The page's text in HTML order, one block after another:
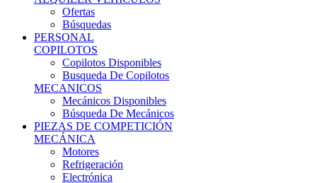
Búsquedas
PERSONAL
COPILOTOS
Copilotos Disponibles
Busqueda De Copilotos
MECANICOS
Mecánicos Disponibles
Búsqueda De Mecánicos
PIEZAS DE COMPETICIÓN
MECÁNICA
Motores
Refrigeración
Electrónica
Cajas De Cambio